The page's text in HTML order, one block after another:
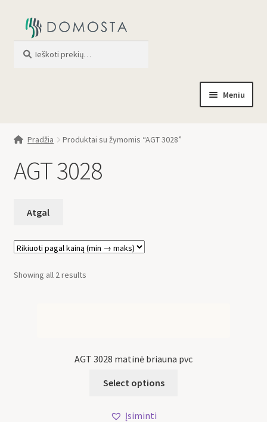
Meniu
Profilis
Pradžia Produktai su žymomis “AGT 3028”
AGT 3028
Showing all 2 results
AGT 3028 matinė briauna pvc
Select options
Įsiminti